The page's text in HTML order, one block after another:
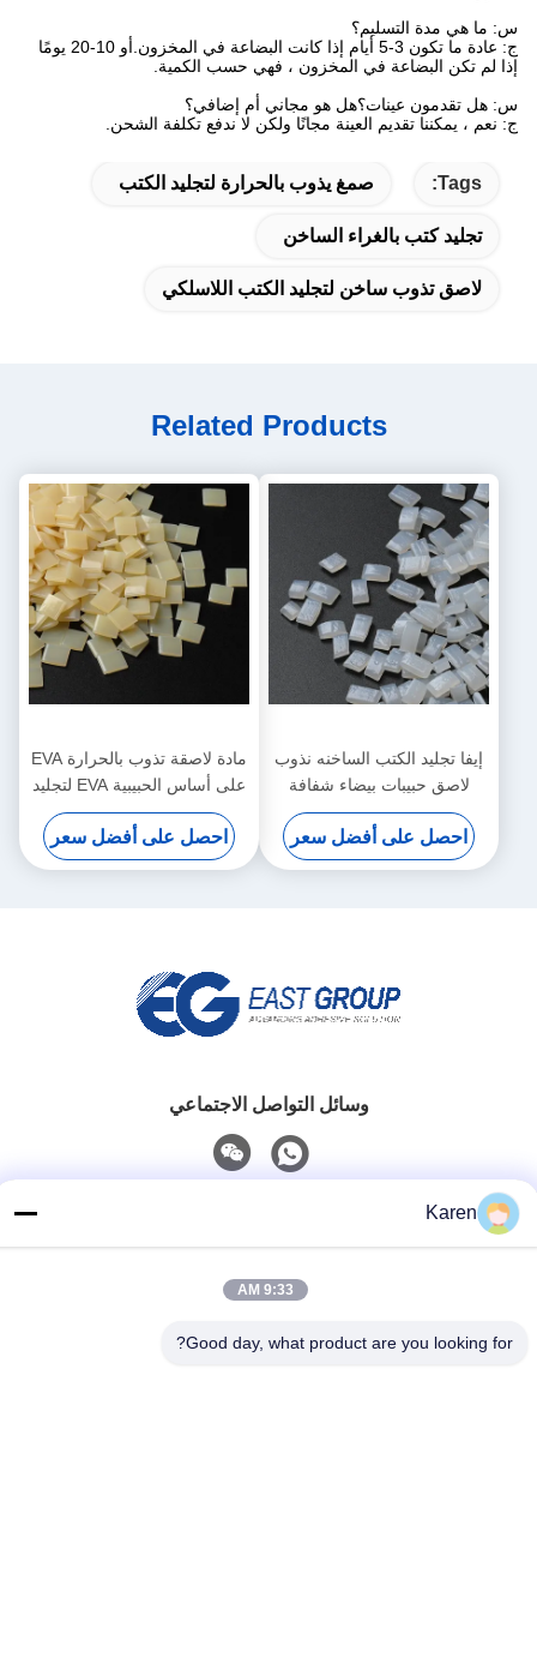
س: ما هي مدة التسليم؟
ج: عادة ما تكون 3-5 أيام إذا كانت البضاعة في المخزون.أو 10-20 يومًا
إذا لم تكن البضاعة في المخزون ، فهي حسب الكمية.
س: هل تقدمون عينات؟هل هو مجاني أم إضافي؟
ج: نعم ، يمكننا تقديم العينة مجانًا ولكن لا ندفع تكلفة الشحن.
Tags: صمغ يذوب بالحرارة لتجليد الكتب
تجليد كتب بالغراء الساخن
لاصق تذوب ساخن لتجليد الكتب اللاسلكي
Related Products
إيفا تجليد الكتب الساخنه نذوب
لاصق حبيبات بيضاء شفافة
احصل على أفضل سعر
مادة لاصقة تذوب بالحرارة EVA
على أساس الحبيبية EVA لتجليد
الكتب
احصل على أفضل سعر
وسائل التواصل الاجتماعي
تيل
+86-18912490312
بريد إلكتروني
Karen
9:33 AM
Good day, what product are you looking for?